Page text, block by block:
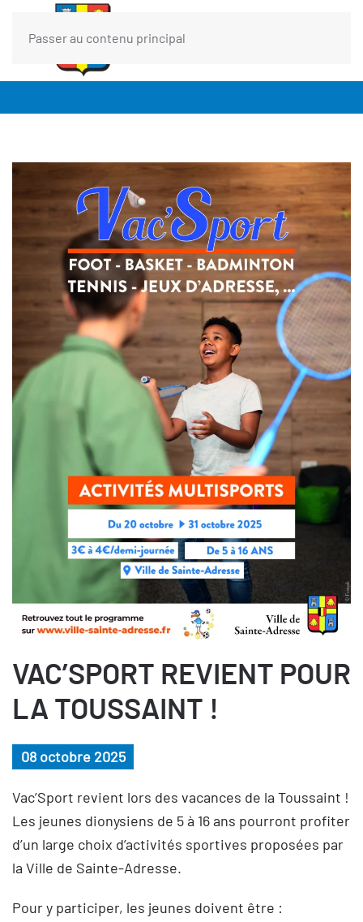
Passer au contenu principal
VAC’SPORT REVIENT POUR
LA TOUSSAINT !
08 octobre 2025
Vac’Sport revient lors des vacances de la Toussaint !
Les jeunes dionysiens de 5 à 16 ans pourront profiter
d’un large choix d’activités sportives proposées par
la Ville de Sainte-Adresse.
Pour y participer, les jeunes doivent être :